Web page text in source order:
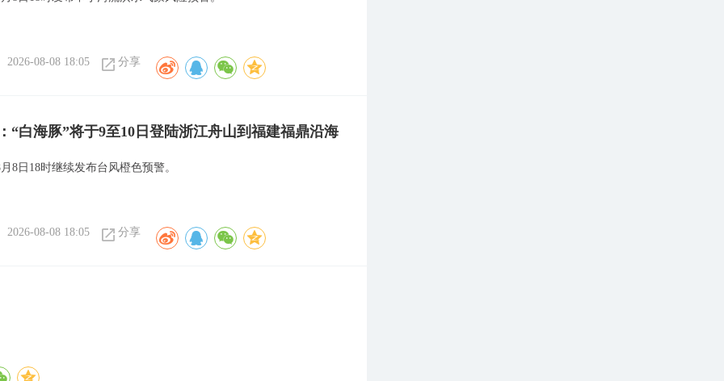
2026-08-08 18:05 分享
“白海豚”将于9至10日登陆浙江舟山到福建福鼎沿海
8日18时继续发布台风橙色预警。
2026-08-08 18:05 分享